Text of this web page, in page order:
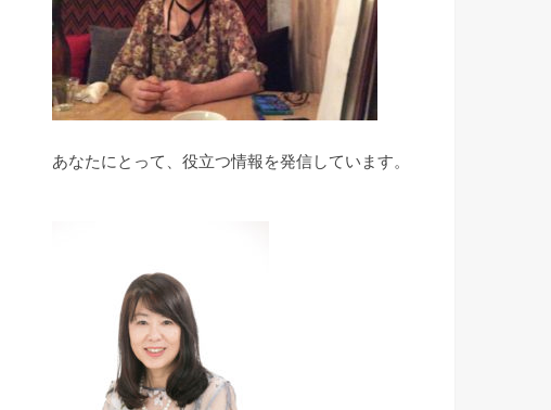
あなたにとって、役立つ情報を発信しています。